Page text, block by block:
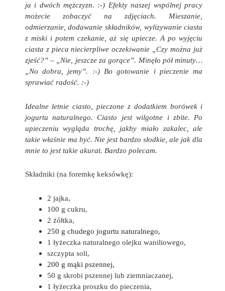
ja i dwóch mężczyzn. :-) Efekty naszej wspólnej pracy
możecie zobaczyć na zdjęciach. Mieszanie,
odmierzanie, dodawanie składników, wylizywanie ciasta
z miski i potem czekanie, aż się upiecze. A po wyjęciu
ciasta z pieca niecierpliwe oczekiwanie „Czy można już
zjeść?” – „Nie, jeszcze za gorące”. Minęło pół minuty…
„No dobra, jemy”. :-) Bo gotowanie i pieczenie ma
sprawiać radość. :-)
Idealne letnie ciasto, pieczone z dodatkiem borówek i
jogurtu naturalnego. Ciasto jest wilgotne i zbite. Po
upieczeniu wygląda trochę, jakby miało zakalec, ale
takie właśnie ma być. Nie jest bardzo słodkie, ale jak dla
mnie to jest takie akurat. Bardzo polecam.
Składniki (na foremkę keksówkę):
2 jajka,
100 g cukru,
2 żółtka,
250 g chudego jogurtu naturalnego,
1 łyżeczka naturalnego olejku waniliowego,
szczypta soli,
200 g mąki pszennej,
50 g skrobi pszennej lub ziemniaczanej,
1 łyżeczka proszku do pieczenia,